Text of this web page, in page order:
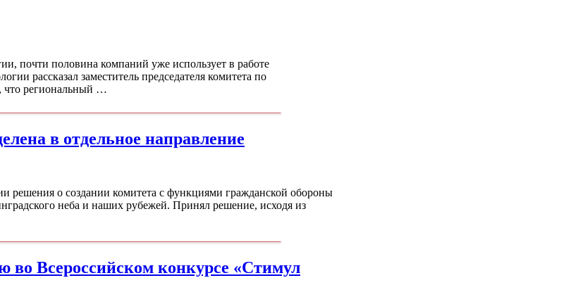
почти половина компаний уже использует в работе
рассказал заместитель председателя комитета по
что региональный …
в отдельное направление
решения о создании комитета с функциями гражданской обороны
неба и наших рубежей. Принял решение, исходя из
Всероссийском конкурсе «Стимул